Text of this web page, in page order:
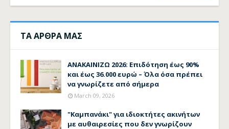
ΤΑ ΑΡΘΡΑ ΜΑΣ
ΑΝΑΚΑΙΝΙΖΩ 2026: Επιδότηση έως 90%
και έως 36.000 ευρώ – Όλα όσα πρέπει
να γνωρίζετε από σήμερα
March 09, 2026
"Καμπανάκι" για ιδιοκτήτες ακινήτων
με αυθαιρεσίες που δεν γνωρίζουν